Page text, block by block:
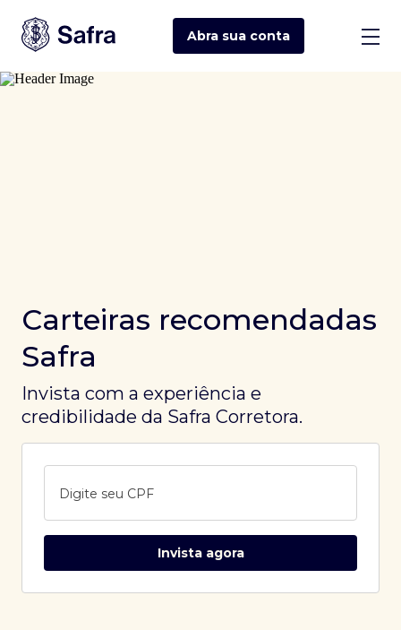
Abra sua conta
Carteiras recomendadas
Safra
Invista com a experiência e
credibilidade da Safra Corretora.
Digite seu CPF
Invista agora